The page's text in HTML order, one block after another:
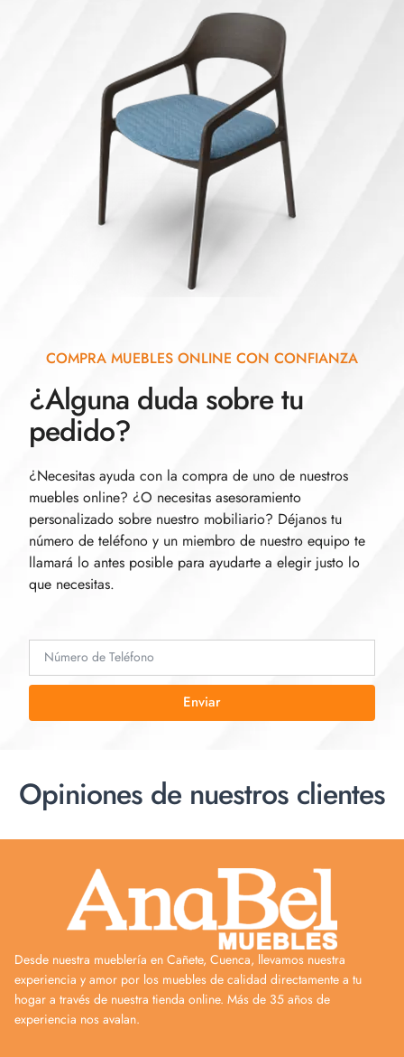
COMPRA MUEBLES ONLINE CON CONFIANZA
¿Alguna duda sobre tu
pedido?
¿Necesitas ayuda con la compra de uno de nuestros
muebles online? ¿O necesitas asesoramiento
personalizado sobre nuestro mobiliario? Déjanos tu
número de teléfono y un miembro de nuestro equipo te
llamará lo antes posible para ayudarte a elegir justo lo
que necesitas.
Enviar
Opiniones de nuestros clientes
Desde nuestra mueblería en Cañete, Cuenca, llevamos nuestra
experiencia y amor por los muebles de calidad directamente a tu
hogar a través de nuestra tienda online. Más de 35 años de
experiencia nos avalan.